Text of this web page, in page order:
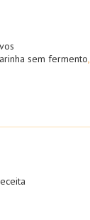
sem fermento,